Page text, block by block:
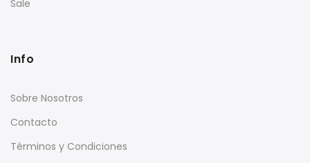
Sale
Info
Sobre Nosotros
Contacto
Términos y Condiciones